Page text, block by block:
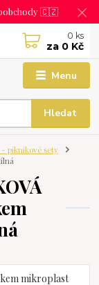
🇨🇿
Menu
Hledat
0 ks
za 0 Kč
- piknikové sety